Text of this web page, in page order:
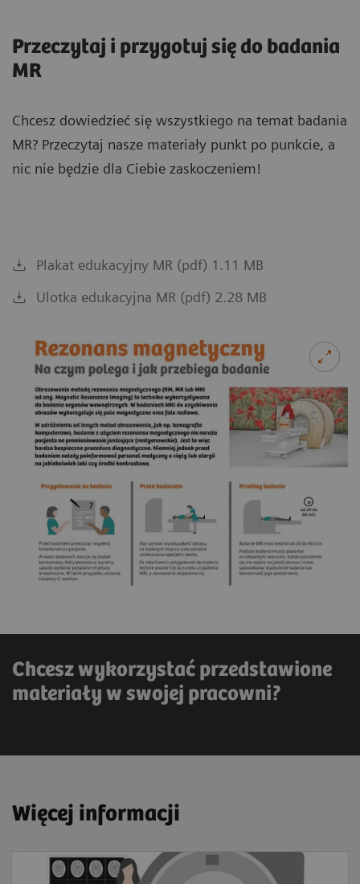
Przeczytaj i przygotuj się do badania
MR
Chcesz dowiedzieć się wszystkiego na temat badania
MR? Przeczytaj nasze materiały punkt po punkcie, a
nic nie będzie dla Ciebie zaskoczeniem!
Plakat edukacyjny MR (pdf) 1.11 MB
Ulotka edukacyjna MR (pdf) 2.28 MB
Chcesz wykorzystać przedstawione
materiały w swojej pracowni?
Więcej informacji